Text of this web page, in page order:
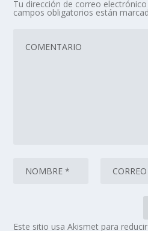
Tu dirección de correo
campos obligatorios están
Este sitio usa Akismet para